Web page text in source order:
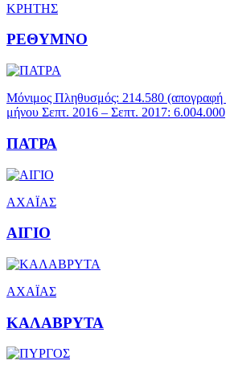
ΚΡΗΤΗΣ
ΡΕΘΥΜΝΟ
Μόνιμος Πληθυσμός: 214.580 (απογραφή
μήνου Σεπτ. 2016 – Σεπτ. 2017: 6.004.000
ΠΑΤΡΑ
ΑΧΑΪΑΣ
ΑΙΓΙΟ
ΑΧΑΪΑΣ
ΚΑΛΑΒΡΥΤΑ